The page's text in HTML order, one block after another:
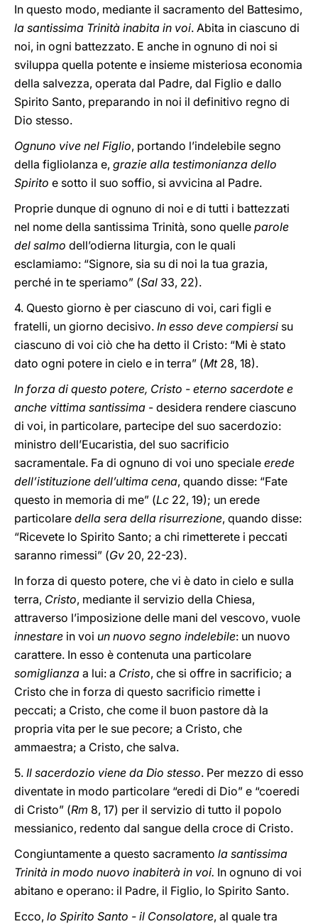
In questo modo, mediante il sacramento del Battesimo,
la santissima Trinità inabita in voi. Abita in ciascuno di
noi, in ogni battezzato. E anche in ognuno di noi si
sviluppa quella potente e insieme misteriosa economia
della salvezza, operata dal Padre, dal Figlio e dallo
Spirito Santo, preparando in noi il definitivo regno di
Dio stesso.
Ognuno vive nel Figlio, portando l’indelebile segno
della figliolanza e, grazie alla testimonianza dello
Spirito e sotto il suo soffio, si avvicina al Padre.
Proprie dunque di ognuno di noi e di tutti i battezzati
nel nome della santissima Trinità, sono quelle parole
del salmo dell’odierna liturgia, con le quali
esclamiamo: “Signore, sia su di noi la tua grazia,
perché in te speriamo” (Sal 33, 22).
4. Questo giorno è per ciascuno di voi, cari figli e
fratelli, un giorno decisivo. In esso deve compiersi su
ciascuno di voi ciò che ha detto il Cristo: “Mi è stato
dato ogni potere in cielo e in terra” (Mt28, 18).
In forza di questo potere, Cristo - eterno sacerdote e
anche vittima santissima - desidera rendere ciascuno
di voi, in particolare, partecipe del suo sacerdozio:
ministro dell’Eucaristia, del suo sacrificio
sacramentale. Fa di ognuno di voi uno speciale erede
dell’istituzione dell’ultima cena, quando disse: “Fate
questo in memoria di me” (Lc 22, 19); un erede
particolare della sera della risurrezione, quando disse:
“Ricevete lo Spirito Santo; a chi rimetterete i peccati
saranno rimessi” (Gv 20, 22-23).
In forza di questo potere, che vi è dato in cielo e sulla
terra, Cristo, mediante il servizio della Chiesa,
attraverso l’imposizione delle mani del vescovo, vuole
innestare in voi un nuovo segno indelebile: un nuovo
carattere. In esso è contenuta una particolare
somiglianza a lui: a Cristo, che si offre in sacrificio; a
Cristo che in forza di questo sacrificio rimette i
peccati; a Cristo, che come il buon pastore dà la
propria vita per le sue pecore; a Cristo, che
ammaestra; a Cristo, che salva.
5. Il sacerdozio viene da Dio stesso. Per mezzo di esso
diventate in modo particolare “eredi di Dio” e “coeredi
di Cristo” (Rm 8, 17) per il servizio di tutto il popolo
messianico, redento dal sangue della croce di Cristo.
Congiuntamente a questo sacramento la santissima
Trinità in modo nuovo inabiterà in voi. In ognuno di voi
abitano e operano: il Padre, il Figlio, lo Spirito Santo.
Ecco, lo Spirito Santo - il Consolatore, al quale tra